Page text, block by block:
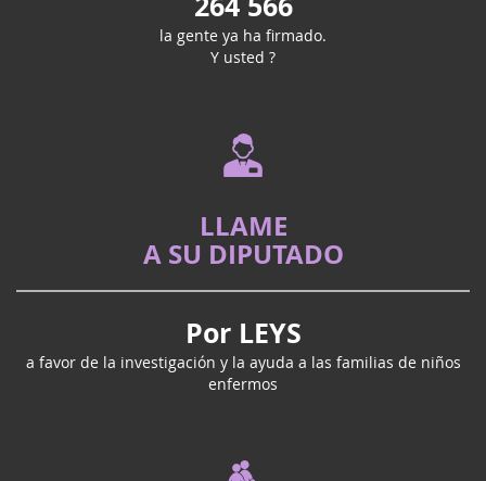
la gente ya ha firmado.
Y usted ?
LLAME
A SU DIPUTADO
Por LEYS
a favor de la investigación y la ayuda a las familias de niños
enfermos